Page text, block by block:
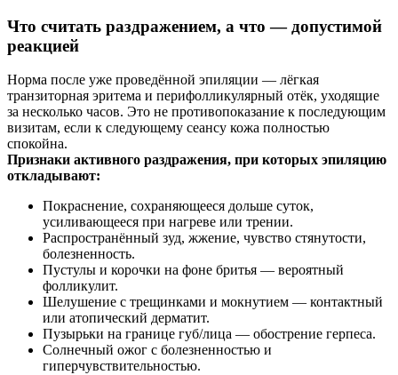
Что считать раздражением, а что — допустимой
реакцией
Норма после уже проведённой эпиляции — лёгкая
транзиторная эритема и перифолликулярный отёк, уходящие
за несколько часов. Это не противопоказание к последующим
визитам, если к следующему сеансу кожа полностью
спокойна.
Признаки активного раздражения, при которых эпиляцию
откладывают:
Покраснение, сохраняющееся дольше суток,
усиливающееся при нагреве или трении.
Распространённый зуд, жжение, чувство стянутости,
болезненность.
Пустулы и корочки на фоне бритья — вероятный
фолликулит.
Шелушение с трещинками и мокнутием — контактный
или атопический дерматит.
Пузырьки на границе губ/лица — обострение герпеса.
Солнечный ожог с болезненностью и
гиперчувствительностью.